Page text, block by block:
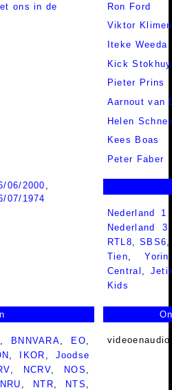
ons in de
Ron Ford
Viktor
Iteke Weeda
Kick
Pieter Prins
Aarnout van
Helen
Kees Boas
Peter Faber
06/2000
07/1974
Nederland
Nederland
RTL8,SBS6
Tien,Yorin
Central ,
Kids
BNNVARA EO
IKOR
Joodse
NCRV NOS
NRU NTR NTS